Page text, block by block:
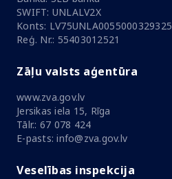
SWIFT: UNLALV2X
Konts: LV75UNLA0055000329325
Reģ. Nr.: 55403012521
Zāļu valsts aģentūra
www.zva.gov.lv
Jersikas iela 15, Rīga
Tālr.: 67 078 424
E-pasts: info@zva.gov.lv
Veselības inspekcija